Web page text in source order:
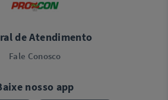
de Atendimento
Fale Conosco
nosso app